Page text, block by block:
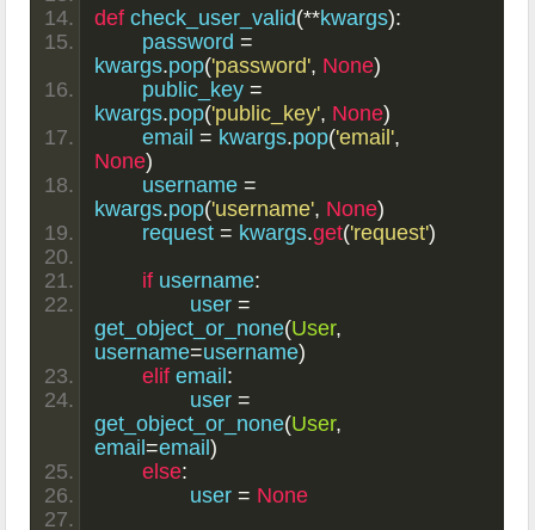
def check_user_valid(**kwargs):
	password
=
kwargs.pop('password', None)
	public_key
=
kwargs.pop('public_key', None)
	email
= kwargs.pop('email',
None)
	username
=
kwargs.pop('username', None)
	request
= kwargs.get('request')
if username:
		user
=
get_object_or_none(User,
username=username)
elif email :
		user
=
get_object_or_none(User,
email=email)
else:
		user
= None